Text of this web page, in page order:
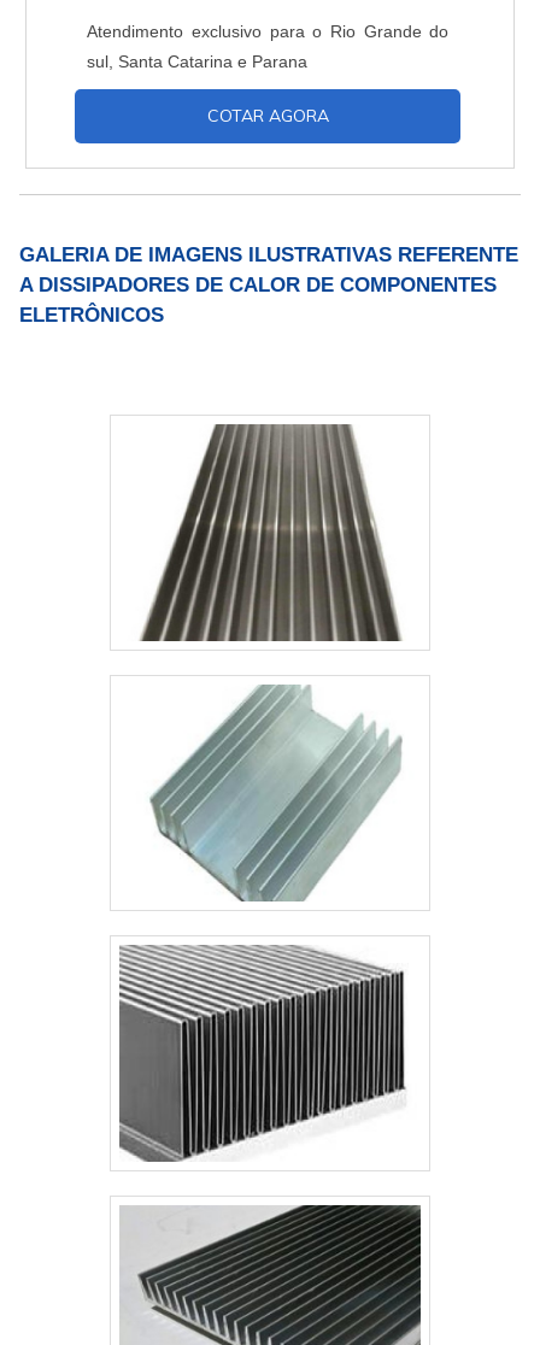
Atendimento exclusivo para o Rio Grande do
sul, Santa Catarina e Parana
COTAR AGORA
GALERIA DE IMAGENS ILUSTRATIVAS REFERENTE
A DISSIPADORES DE CALOR DE COMPONENTES
ELETRÔNICOS